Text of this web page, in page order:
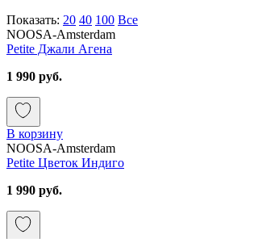
Показать: 20 40 100 Все
NOOSA-Amsterdam
Petite Джали Агена
1 990 руб.
В корзину
NOOSA-Amsterdam
Petite Цветок Индиго
1 990 руб.